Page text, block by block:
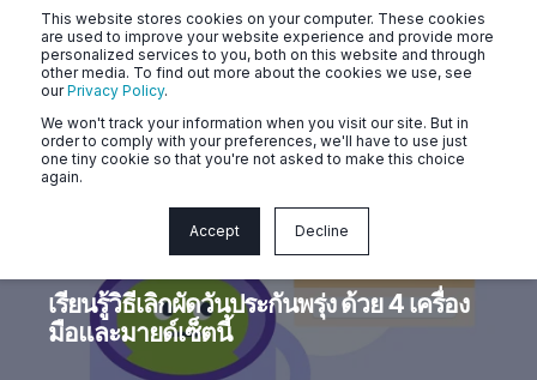
This website stores cookies on your computer. These cookies
are used to improve your website experience and provide more
personalized services to you, both on this website and through
other media. To find out more about the cookies we use, see
ourPrivacy Policy.
We won't track your information when you visit our site. But in
order to comply with your preferences, we'll have to use just
one tiny cookie so that you're not asked to make this choice
again.
Accept Decline
1 min read
เรียนรู้วิธีเลิกผัดวันประกันพรุ่ง ด้วย 4 เครื่อง
มือและมายด์เซ็ตนี้